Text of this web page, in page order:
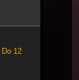
Do 12